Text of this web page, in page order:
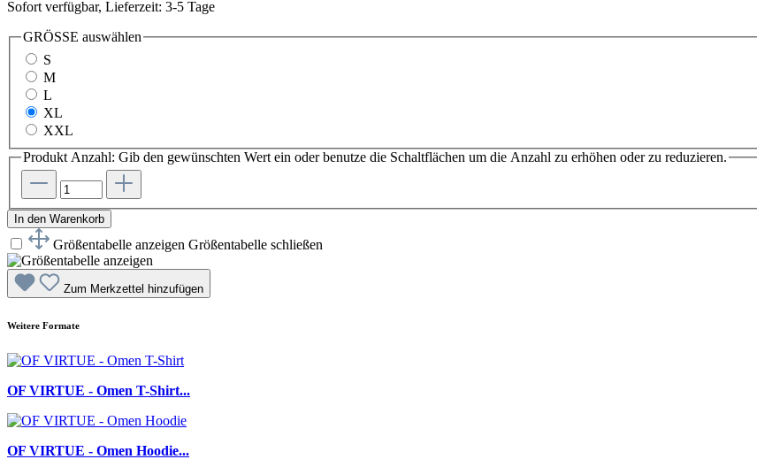
Sofort verfügbar, Lieferzeit: 3-5 Tage
GRÖSSE auswählen
S
M
L
XL
XXL
Produkt Anzahl: Gib den gewünschten Wert ein oder benutze die Schaltflächen um die Anzahl zu erhöhen oder zu reduzieren.
In den Warenkorb
Größentabelle anzeigen Größentabelle schließen
Zum Merkzettel hinzufügen
Weitere Formate
OF VIRTUE - Omen T-Shirt...
OF VIRTUE - Omen Hoodie...